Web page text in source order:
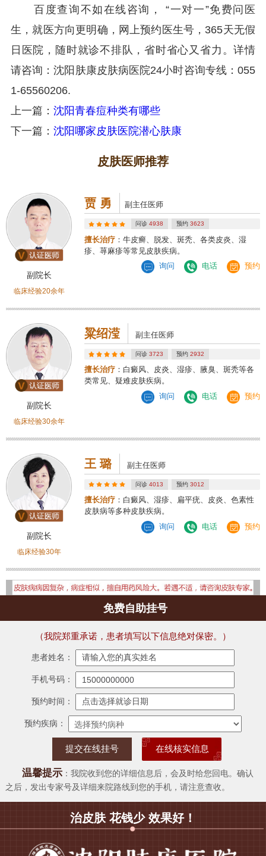
百度查询不如在线咨询， “一对一”免费问医
生，就医方向更明确，网上预约医生号，365天无假
日医院，随时就诊不排队，省时省心又省力。详情
请咨询：沈阳肤康皮肤病医院24小时咨询专线：055
1-65560206.
上一篇： 沈阳青春痘种类有哪些
下一篇： 沈阳哪家皮肤医院潜心肤康
皮肤医师推荐
副院长
临床经验20余年
贾 勇 副主任医师
问诊4938 预约 3623
擅长治疗 ：牛皮癣、脱发、斑秃、各类皮炎、湿
疹、荨麻疹等常见皮肤疾病。
询问
电话 预约
副院长
临床经验30余年
粱绍滢 副主任医师
问诊3723 预约 2932
擅长治疗 ：白癜风、皮炎、湿疹、腋臭、斑秃等各
类常见、疑难皮肤疾病。
询问
电话 预约
副院长
临床经验30年
王 璐 副主任医师
问诊4013 预约 3012
擅长治疗 ：白癜风、湿疹、扁平疣、皮炎、色素性
皮肤病等多种皮肤疾病。
询问
电话 预约
免费自助挂号
（我院郑重承诺，患者填写以下信息绝对保密。）
患者姓名：
手机号码：
预约时间：
预约疾病：
在线核实信息
温馨提示：我院收到您的详细信息后，会及时给您回电。确认
之后，发出专家号及详细来院路线到您的手机，请注意查收。
治皮肤 花钱少 效果好！